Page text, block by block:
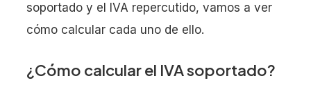
soportado y el IVA repercutido, vamos a ver
cómo calcular cada uno de ello.
¿Cómo calcular el IVA soportado?